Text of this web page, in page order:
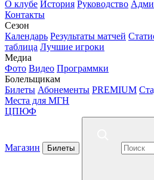
О клубе История Руководство
Контакты
Сезон
Календарь Результаты матчей
таблица Лучшие игроки
Медиа
Фото Видео Программки
Болельщикам
Билеты Абонементы PREMIUM
Места для МГН
ЦПЮФ
Магазин Билеты